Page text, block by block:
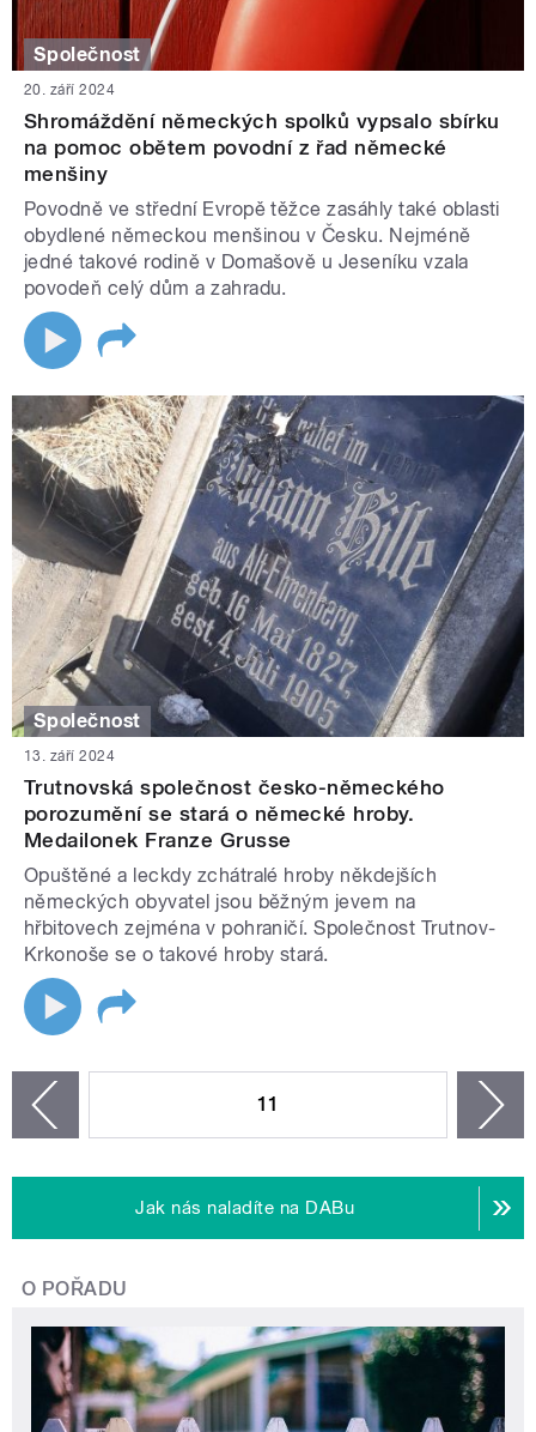
Společnost
20. září 2024
Shromáždění německých spolků vypsalo sbírku
na pomoc obětem povodní z řad německé
menšiny
Povodně ve střední Evropě těžce zasáhly také oblasti
obydlené německou menšinou v Česku. Nejméně
jedné takové rodině v Domašově u Jeseníku vzala
povodeň celý dům a zahradu.
Společnost
13. září 2024
Trutnovská společnost česko-německého
porozumění se stará o německé hroby.
Medailonek Franze Grusse
Opuštěné a leckdy zchátralé hroby někdejších
německých obyvatel jsou běžným jevem na
hřbitovech zejména v pohraničí. Společnost Trutnov-
Krkonoše se o takové hroby stará.
11
Jak nás naladíte na DABu
O POŘADU